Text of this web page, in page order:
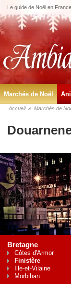
Le guide de Noël en
Marchés de Noël
Accueil » Marchés de
Bretagne
Côtes d'Armor
Finistère
Ille-et-Vilaine
Morbihan